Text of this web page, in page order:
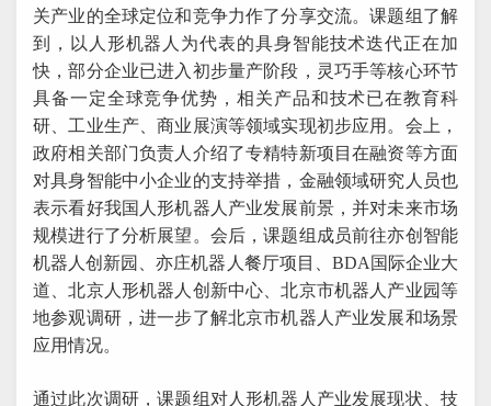
关产业的全球定位和竞争力作了分享交流。课题组了解
到，以人形机器人为代表的具身智能技术迭代正在加
快，部分企业已进入初步量产阶段，灵巧手等核心环节
具备一定全球竞争优势，相关产品和技术已在教育科
研、工业生产、商业展演等领域实现初步应用。会上，
政府相关部门负责人介绍了专精特新项目在融资等方面
对具身智能中小企业的支持举措，金融领域研究人员也
表示看好我国人形机器人产业发展前景，并对未来市场
规模进行了分析展望。会后，课题组成员前往亦创智能
机器人创新园、亦庄机器人餐厅项目、BDA国际企业大
道、北京人形机器人创新中心、北京市机器人产业园等
地参观调研，进一步了解北京市机器人产业发展和场景
应用情况。
通过此次调研，课题组对人形机器人产业发展现状、技